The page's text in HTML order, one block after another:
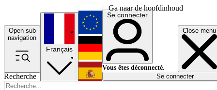
Ga naar de hoofdinhoud
Open sub
navigation
Close menu
Recherche
Français
English
Deutsch
Español
Se connecter
Vous êtes déconnecté.
Se connecter